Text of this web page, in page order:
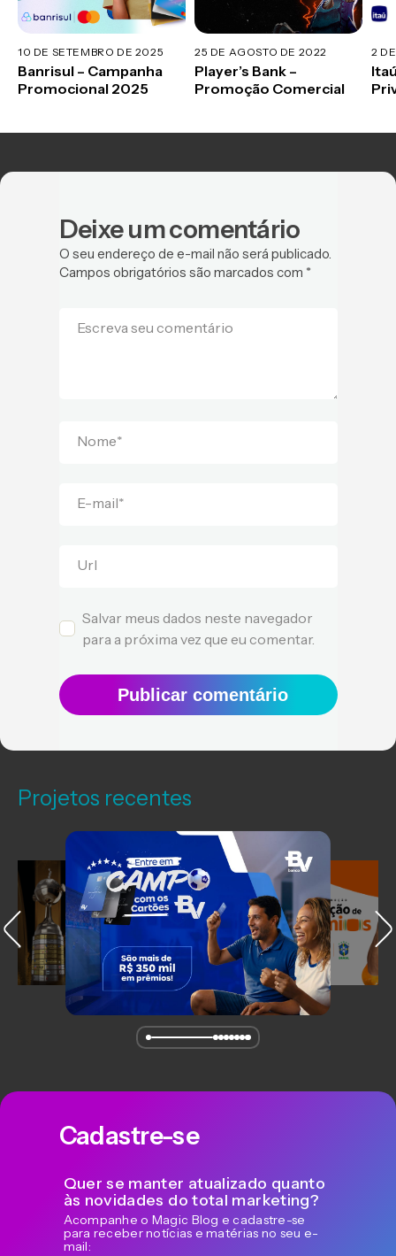
10 DE SETEMBRO DE 2025
Banrisul – Campanha
Promocional 2025
25 DE AGOSTO DE 2022
Player’s Bank –
Promoção Comercial
2
Deixe um comentário
O seu endereço de e-mail não será publicado.
Campos obrigatórios são marcados com *
Escreva seu comentário
Nome*
E-mail*
Url
Salvar meus dados neste navegador
para a próxima vez que eu comentar.
Publicar comentário
Cadastre-se
Quer se manter atualizado quanto
às novidades do total marketing?
Acompanhe o Magic Blog e cadastre-se
para receber notícias e matérias no seu e-
mail:
Projetos recentes